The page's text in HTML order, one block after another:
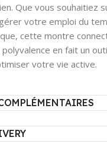
Que vous souhaitiez
votre emploi du
cette montre
en fait un
votre vie active.